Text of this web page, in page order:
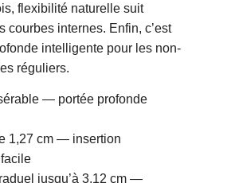
flexibilité naturelle suit
courbes internes. Enfin, c’est
intelligente pour les non-
réguliers.
— portée profonde
1,27 cm — insertion
jusqu’à 3,12 cm —